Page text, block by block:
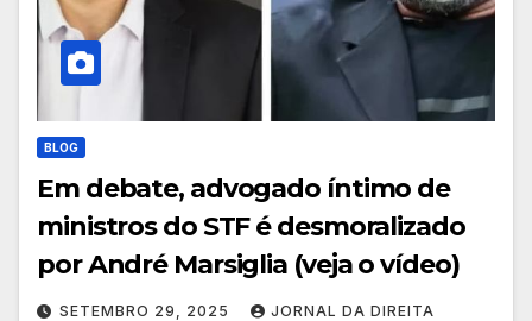
BLOG
Em debate, advogado íntimo de
ministros do STF é desmoralizado
por André Marsiglia (veja o vídeo)
SETEMBRO 29, 2025 JORNAL DA DIREITA